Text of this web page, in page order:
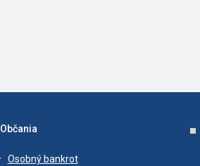
Občania
Osobný bankrot